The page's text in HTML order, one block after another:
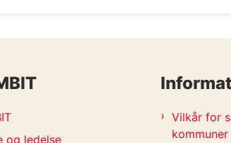
og ledelse
Vilkår for
kommuner